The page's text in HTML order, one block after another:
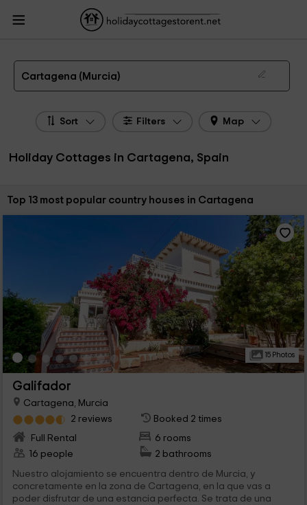
HolidayCottagesToRent.net
Holiday Cottages Cartagena
The 13 best holiday cottages & country houses in Cartagena in 2026
Cartagena (Murcia)
Sort Filters Map
Holiday Cottages in Cartagena, Spain
Sort by:
Top 13 most popular country houses in Cartagena
15 Photos
Galifador
Cartagena, Murcia
2 reviews
Booked 2 times
Full Rental
6 rooms
16 people
2 bathrooms
Nuestro alojamiento se encuentra dentro de Murcia, y
concretamente en la zona de Cartagena, en la que vas a
poder disfrutar de una estancia perfecta. Se trata de una